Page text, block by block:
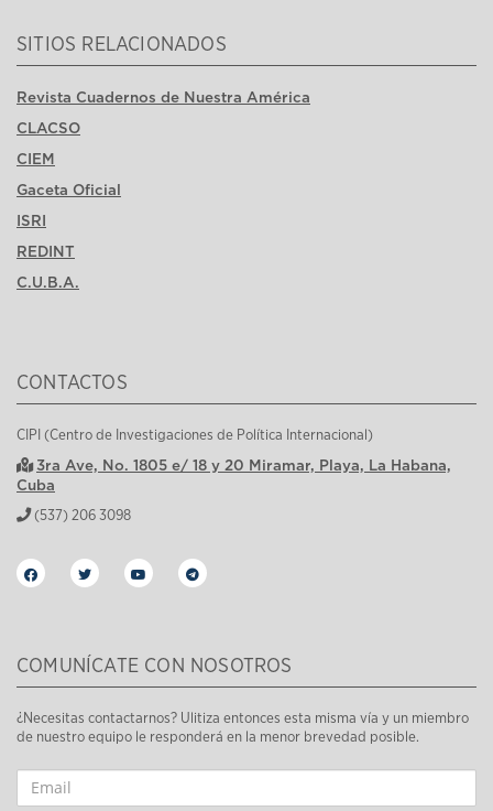
SITIOS RELACIONADOS
Revista Cuadernos de Nuestra América
CLACSO
CIEM
Gaceta Oficial
ISRI
REDINT
C.U.B.A.
CONTACTOS
CIPI (Centro de Investigaciones de Política Internacional)
3ra Ave, No. 1805 e/ 18 y 20 Miramar, Playa, La Habana,
Cuba
(537) 206 3098
COMUNÍCATE CON NOSOTROS
¿Necesitas contactarnos? Ulitiza entonces esta misma vía y un miembro
de nuestro equipo le responderá en la menor brevedad posible.